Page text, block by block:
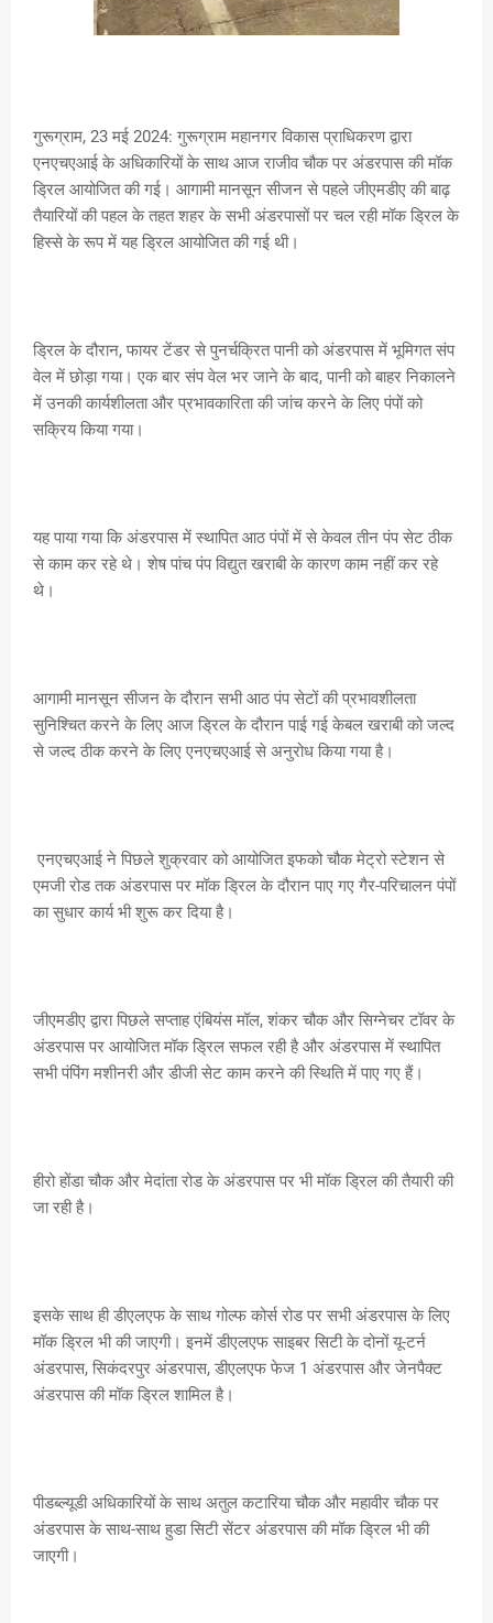
गुरूग्राम, 23 मई 2024: गुरूग्राम महानगर विकास प्राधिकरण द्वारा
एनएचएआई के अधिकारियों के साथ आज राजीव चौक पर अंडरपास की मॉक
ड्रिल आयोजित की गई। आगामी मानसून सीजन से पहले जीएमडीए की बाढ़
तैयारियों की पहल के तहत शहर के सभी अंडरपासों पर चल रही मॉक ड्रिल के
हिस्से के रूप में यह ड्रिल आयोजित की गई थी।
ड्रिल के दौरान, फायर टेंडर से पुनर्चक्रित पानी को अंडरपास में भूमिगत संप
वेल में छोड़ा गया। एक बार संप वेल भर जाने के बाद, पानी को बाहर निकालने
में उनकी कार्यशीलता और प्रभावकारिता की जांच करने के लिए पंपों को
सक्रिय किया गया।
यह पाया गया कि अंडरपास में स्थापित आठ पंपों में से केवल तीन पंप सेट ठीक
से काम कर रहे थे। शेष पांच पंप विद्युत खराबी के कारण काम नहीं कर रहे
थे।
आगामी मानसून सीजन के दौरान सभी आठ पंप सेटों की प्रभावशीलता
सुनिश्चित करने के लिए आज ड्रिल के दौरान पाई गई केबल खराबी को जल्द
से जल्द ठीक करने के लिए एनएचएआई से अनुरोध किया गया है।
एनएचएआई ने पिछले शुक्रवार को आयोजित इफको चौक मेट्रो स्टेशन से
एमजी रोड तक अंडरपास पर मॉक ड्रिल के दौरान पाए गए गैर-परिचालन पंपों
का सुधार कार्य भी शुरू कर दिया है।
जीएमडीए द्वारा पिछले सप्ताह एंबियंस मॉल, शंकर चौक और सिग्नेचर टॉवर के
अंडरपास पर आयोजित मॉक ड्रिल सफल रही है और अंडरपास में स्थापित
सभी पंपिंग मशीनरी और डीजी सेट काम करने की स्थिति में पाए गए हैं।
हीरो होंडा चौक और मेदांता रोड के अंडरपास पर भी मॉक ड्रिल की तैयारी की
जा रही है।
इसके साथ ही डीएलएफ के साथ गोल्फ कोर्स रोड पर सभी अंडरपास के लिए
मॉक ड्रिल भी की जाएगी। इनमें डीएलएफ साइबर सिटी के दोनों यू-टर्न
अंडरपास, सिकंदरपुर अंडरपास, डीएलएफ फेज 1 अंडरपास और जेनपैक्ट
अंडरपास की मॉक ड्रिल शामिल है।
पीडब्ल्यूडी अधिकारियों के साथ अतुल कटारिया चौक और महावीर चौक पर
अंडरपास के साथ-साथ हुडा सिटी सेंटर अंडरपास की मॉक ड्रिल भी की
जाएगी।